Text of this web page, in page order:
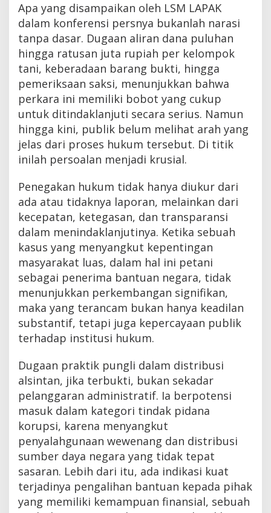
Apa yang disampaikan oleh LSM LAPAK
dalam konferensi persnya bukanlah narasi
tanpa dasar. Dugaan aliran dana puluhan
hingga ratusan juta rupiah per kelompok
tani, keberadaan barang bukti, hingga
pemeriksaan saksi, menunjukkan bahwa
perkara ini memiliki bobot yang cukup
untuk ditindaklanjuti secara serius. Namun
hingga kini, publik belum melihat arah yang
jelas dari proses hukum tersebut. Di titik
inilah persoalan menjadi krusial.
Penegakan hukum tidak hanya diukur dari
ada atau tidaknya laporan, melainkan dari
kecepatan, ketegasan, dan transparansi
dalam menindaklanjutinya. Ketika sebuah
kasus yang menyangkut kepentingan
masyarakat luas, dalam hal ini petani
sebagai penerima bantuan negara, tidak
menunjukkan perkembangan signifikan,
maka yang terancam bukan hanya keadilan
substantif, tetapi juga kepercayaan publik
terhadap institusi hukum.
Dugaan praktik pungli dalam distribusi
alsintan, jika terbukti, bukan sekadar
pelanggaran administratif. Ia berpotensi
masuk dalam kategori tindak pidana
korupsi, karena menyangkut
penyalahgunaan wewenang dan distribusi
sumber daya negara yang tidak tepat
sasaran. Lebih dari itu, ada indikasi kuat
terjadinya pengalihan bantuan kepada pihak
yang memiliki kemampuan finansial, sebuah